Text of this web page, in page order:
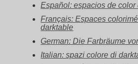
Español: espacios de color
Français: Espaces
darktable
German: Die Farbräume
Italian: spazi colore di